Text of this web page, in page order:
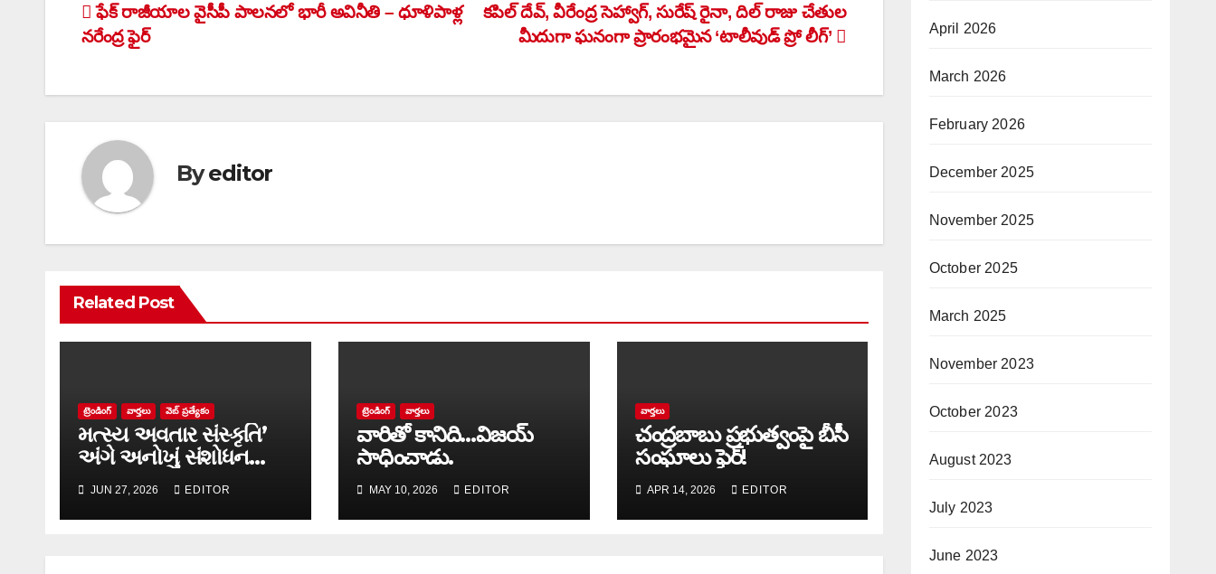
Post
navigation
కపిల్ దేవ్, వీరేంద్ర సెహ్వాగ్, సురేష్ రైనా, దిల్ రాజు చేతుల
మీదుగా ఘనంగా ప్రారంభమైన ‘టాలీవుడ్ ప్రో లీగ్’
ఫేక్ రాజీయాల వైసీపీ పాలనలో భారీ అవినీతి – ధూళిపాళ్ల
నరేంద్ర ఫైర్
Byeditor
Related Post
ట్రెండింగ్ వార్త‌లు వెబ్ ప్రత్యేకం
મત્સ્ય અવતાર સંસ્કૃતિ’
અંગે અનોખું સંશોધન
માળખું રજૂ
JUN 27, 2026 EDITOR
ట్రెండింగ్ వార్త‌లు
వారితో కానిది…విజయ్
సాధించాడు.
MAY 10, 2026 EDITOR
వార్త‌లు
చంద్రబాబు ప్రభుత్వంపై బీసీ
సంఘాలు ఫైర్!
APR 14, 2026 EDITOR
April 2026
March 2026
February 2026
December 2025
November 2025
October 2025
March 2025
November 2023
October 2023
August 2023
July 2023
June 2023